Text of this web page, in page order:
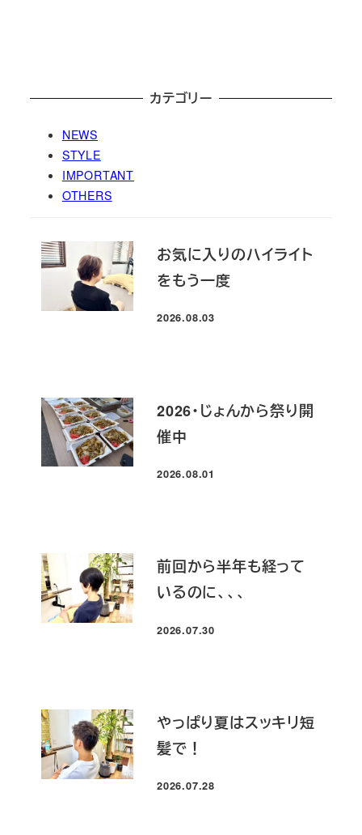
カテゴリー
NEWS
STYLE
IMPORTANT
OTHERS
お気に入りのハイライト
をもう一度
投稿日
2026.08.03
2026・じょんから祭り開
催中
投稿日
2026.08.01
前回から半年も経って
いるのに、、、
投稿日
2026.07.30
やっぱり夏はスッキリ短
髪で！
投稿日
2026.07.28